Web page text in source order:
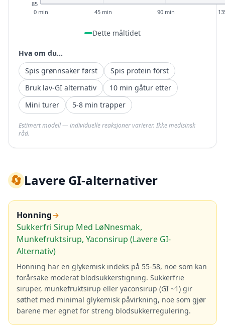
85
0 min 45 min 90 min
Dette måltidet
Hva om du...
Spis grønnsaker først
Spis protein först
Bruk lav-GI alternativ
10 min gåtur etter
Mini turer
5-8 min trapper
Estimert modell — individuelle reaksjoner varierer. Ikke medisinsk
råd.
🔄Lavere GI-alternativer
Honning→
Sukkerfri Sirup Med LøNnesmak,
Munkefruktsirup, Yaconsirup (Lavere GI-
Alternativ)
Honning har en glykemisk indeks på 55-58, noe som kan
forårsake moderat blodsukkerstigning. Sukkerfrie
siruper, munkefruktsirup eller yaconsirup (GI ~1) gir
søthet med minimal glykemisk påvirkning, noe som gjør
barene mer egnet for streng blodsukkerregulering.